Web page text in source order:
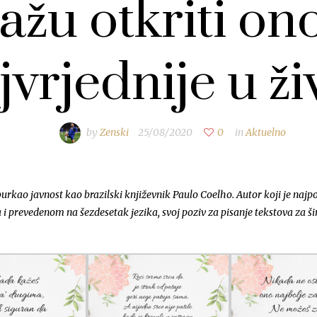
otkriti
u
by Zenski 25/08/2020 0 inAktuelno
javnost kao brazilski književnik Paulo Coelho. Autor koji je
na šezdesetak jezika, svoj poziv za pisanje tekstova za